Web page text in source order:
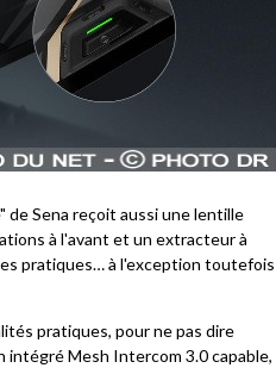
de Sena reçoit aussi une lentille
à l'avant et un extracteur à
pratiques… à l'exception toutefois
pratiques, pour ne pas dire
intégré Mesh Intercom 3.0 capable,